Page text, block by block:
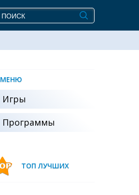
МЕНЮ
Игры
Программы
ТОП ЛУЧШИХ